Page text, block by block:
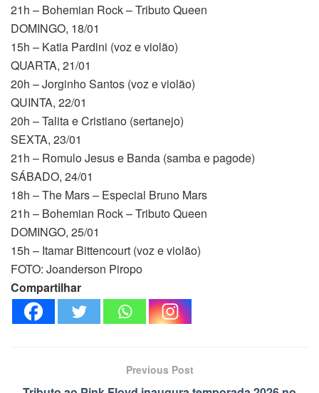
21h – Bohemian Rock – Tributo Queen
DOMINGO, 18/01
15h – Katia Pardini (voz e violão)
QUARTA, 21/01
20h – Jorginho Santos (voz e violão)
QUINTA, 22/01
20h – Talita e Cristiano (sertanejo)
SEXTA, 23/01
21h – Romulo Jesus e Banda (samba e pagode)
SÁBADO, 24/01
18h – The Mars – Especial Bruno Mars
21h – Bohemian Rock – Tributo Queen
DOMINGO, 25/01
15h – Itamar Bittencourt (voz e violão)
FOTO: Joanderson Piropo
Compartilhar
Previous Post